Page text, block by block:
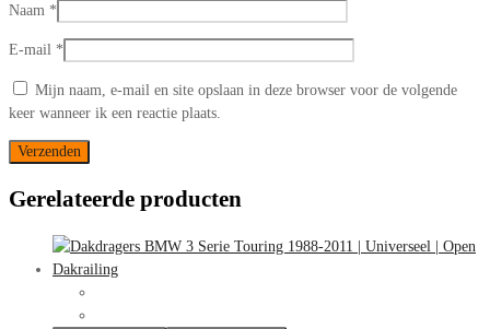
Naam *
E-mail *
Mijn naam, e-mail en site opslaan in deze browser voor de volgende
keer wanneer ik een reactie plaats.
Gerelateerde producten